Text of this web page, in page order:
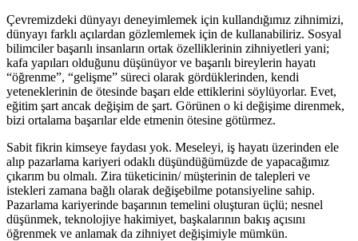
Çevremizdeki dünyayı deneyimlemek için kullandığımız zihnimizi,
dünyayı farklı açılardan gözlemlemek için de kullanabiliriz. Sosyal
bilimciler başarılı insanların ortak özelliklerinin zihniyetleri yani;
kafa yapıları olduğunu düşünüyor ve başarılı bireylerin hayatı
“öğrenme”, “gelişme” süreci olarak gördüklerinden, kendi
yeteneklerinin de ötesinde başarı elde ettiklerini söylüyorlar. Evet,
eğitim şart ancak değişim de şart. Görünen o ki değişime direnmek,
bizi ortalama başarılar elde etmenin ötesine götürmez.
Sabit fikrin kimseye faydası yok. Meseleyi, iş hayatı üzerinden ele
alıp pazarlama kariyeri odaklı düşündüğümüzde de yapacağımız
çıkarım bu olmalı. Zira tüketicinin/ müşterinin de talepleri ve
istekleri zamana bağlı olarak değişebilme potansiyeline sahip.
Pazarlama kariyerinde başarının temelini oluşturan üçlü; nesnel
düşünmek, teknolojiye hakimiyet, başkalarının bakış açısını
öğrenmek ve anlamak da zihniyet değişimiyle mümkün.